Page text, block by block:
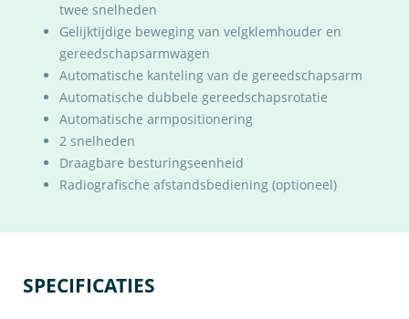
twee snelheden
Gelijktijdige beweging van velgklemhouder en
gereedschapsarmwagen
Automatische kanteling van de gereedschapsarm
Automatische dubbele gereedschapsrotatie
Automatische armpositionering
2 snelheden
Draagbare besturingseenheid
Radiografische afstandsbediening (optioneel)
SPECIFICATIES